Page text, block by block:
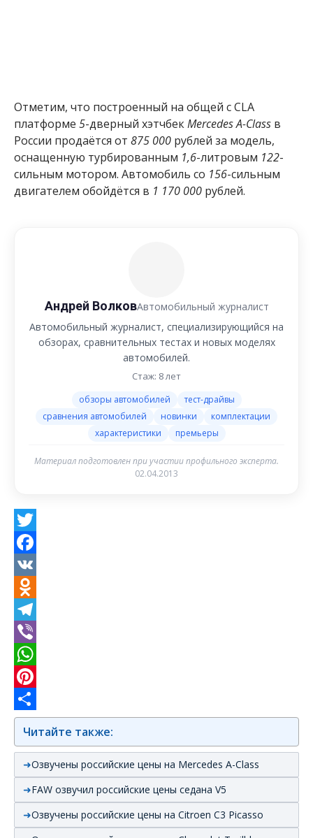
Отметим, что построенный на общей с CLA
платформе 5-дверный хэтчбекMercedes A-Class в
России продаётся от 875 000 рублей за модель,
оснащенную турбированным 1,6-литровым 122-
сильным мотором. Автомобиль со 156-сильным
двигателем обойдётся в 1 170 000 рублей.
Андрей ВолковАвтомобильный журналист
Автомобильный журналист, специализирующийся на
обзорах, сравнительных тестах и новых моделях
автомобилей.
Стаж: 8 лет
обзоры автомобилей
тест-драйвы
сравнения автомобилей
новинки
комплектации
характеристики
премьеры
Материал подготовлен при участии профильного эксперта.
02.04.2013
Twitter
Facebook
VK
Odnoklassniki
Telegram
Viber
WhatsApp
Pinterest
Отправить
Читайте также:
Озвучены российские цены на Mercedes A-Class
FAW озвучил российские цены седана V5
Озвучены российские цены на Citroen C3 Picasso